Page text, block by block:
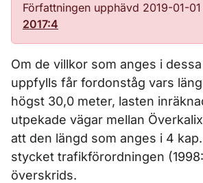
Författningen upphävd 2019-01-
2017:4
Om de villkor som anges i
uppfylls får fordonståg vars
högst 30,0 meter, lasten
utpekade vägar mellan
att den längd som anges i 4
stycket trafikförordningen
överskrids.